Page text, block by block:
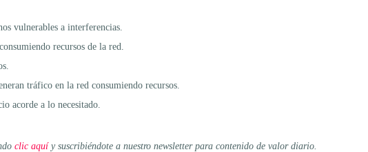
vulnerables a interferencias.
recursos de la red.
tráfico en la red consumiendo recursos.
acorde a lo necesitado.
clic aquíy suscribiéndote a nuestro newsletter para contenido de valor diario.